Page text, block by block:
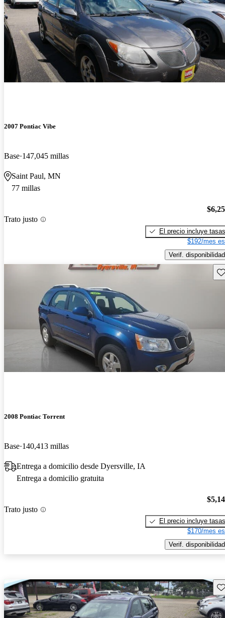
2007 Pontiac Vibe
Base 147,045 millas
Saint Paul, MN
77 millas
Trato justo
El precio incluye tasas
$192/mes
Verif. disponibilidad
2008 Pontiac Torrent
Base 140,413 millas
Entrega a domicilio desde Dyersville, IA
Entrega a domicilio gratuita
Trato justo
El precio incluye tasas
$170/mes
Verif. disponibilidad